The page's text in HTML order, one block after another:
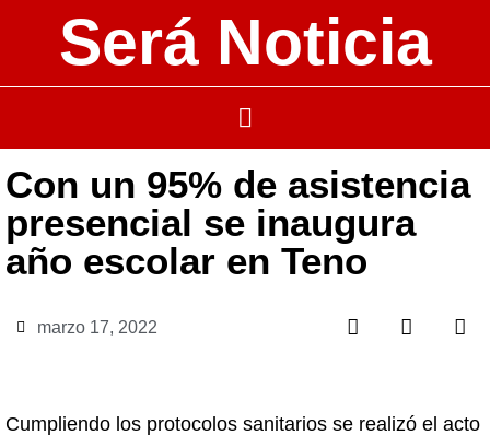
Será Noticia
Con un 95% de asistencia
presencial se inaugura
año escolar en Teno
marzo 17, 2022
Cumpliendo los protocolos sanitarios se realizó el acto